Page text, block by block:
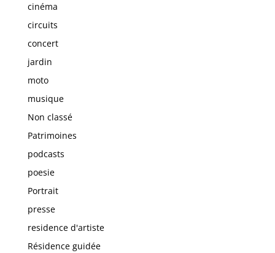
cinéma
circuits
concert
jardin
moto
musique
Non classé
Patrimoines
podcasts
poesie
Portrait
presse
residence d'artiste
Résidence guidée